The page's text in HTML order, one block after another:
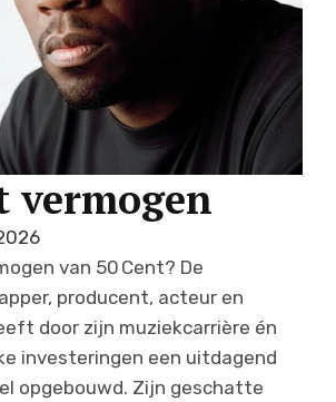
vermogen
van 50 Cent? De
producent, acteur en
door zijn muziekcarrière én
investeringen een uitdagend
opgebouwd. Zijn geschatte